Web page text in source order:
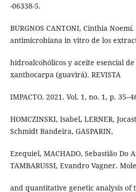
-06338-5.
BURGNOS CANTONI, Cinthia
antimicrobiana in vitro de los
hidroalcohólicos y aceite esencial
xanthocarpa (guavirá). REVISTA
IMPACTO. 2021. Vol. 1, no. 1, p.
HOMCZINSKI, Isabel, LERNER,
Schmidt Bandeira, GASPARIN,
Ezequiel, MACHADO, Sebastião Do
TAMBARUSSI, Evandro Vagner.
and quantitative genetic analysis of